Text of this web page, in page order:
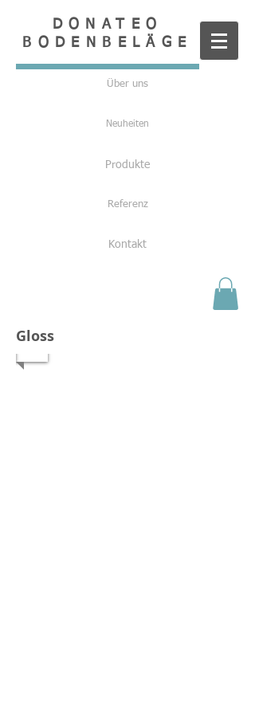
DONATEO
BODENBELÄGE
Über uns
Neuheiten
Produkte
Referenz
Kontakt
Gloss